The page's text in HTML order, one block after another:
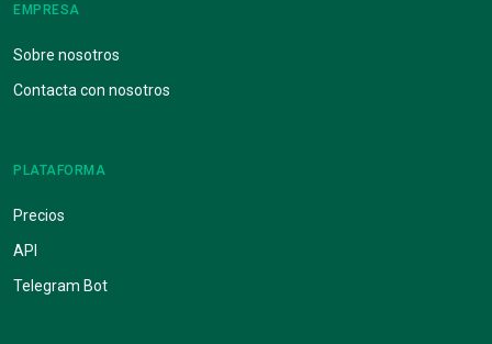
EMPRESA
Sobre nosotros
Contacta con nosotros
PLATAFORMA
Precios
API
Telegram Bot